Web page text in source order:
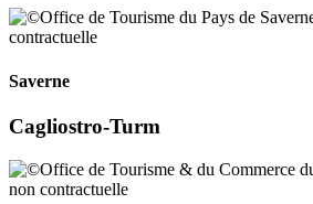
Saverne
Cagliostro-Turm